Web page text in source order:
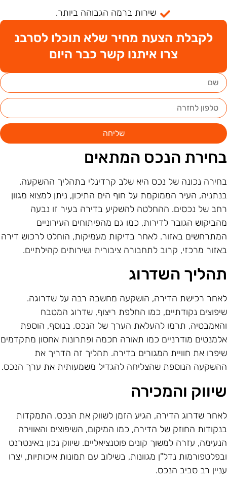
שירות ברמה הגבוהה ביותר.
לקבלת הצעת מחיר שלא תוכלו לסרבנ
צרו איתנו קשר כבר היום
שליחה
הנכס המתאים
נכונה של נכס היא שלב קרדינלי בתהליך ההשקעה.
העיר הממוקמת על חוף הים התיכון, ניתן למצוא מגוון
של נכסים. ההחלטה להשקיע בדירה בעיר זו נבעה
הגובר לדירות, כמו גם מהפיתוחים העירוניים
באזור. לאחר בדיקות מעמיקות, הוחלט לרכוש דירה
מרכזי, קרוב לתחבורה ציבורית ושירותים קהילתיים.
השדרוג
רכישת הדירה, הושקעה מחשבה רבה על שדרוגה.
נקודתיים, כמו החלפת ריצוף, שדרוג המטבח
תרמו להעלאת הערך של הנכס. בנוסף, הוספת
מודרניים כמו תאורה חכמה ופתרונות אחסון מתקדמים
את חוויית המגורים בדירה. תהליך זה הדריך את
הנוספת שהצליחה להגדיל משמעותית את ערך הנכס.
והמכירה
שדרוג הדירה, הגיע הזמן לשווק את הנכס. התמקדות
החוזק של הדירה, כמו המיקום, השיפוצים והאווירה
עזרה למשוך קונים פוטנציאליים. שיווק נכון באינטרנט
נדל"ן מגוונות, בשילוב עם תמונות איכותיות, יצרו
רב סביב הנכס.